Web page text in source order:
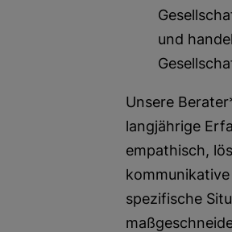
und
Unsere
langjährige
empathisch,
spezifische